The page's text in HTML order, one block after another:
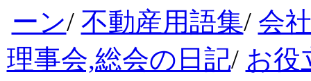
ーン/ 不動産用語集/ 会
理事会,総会の日記/ お役